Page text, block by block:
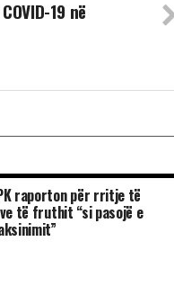
19 në
raporton për rritje të
të fruthit “si pasojë e